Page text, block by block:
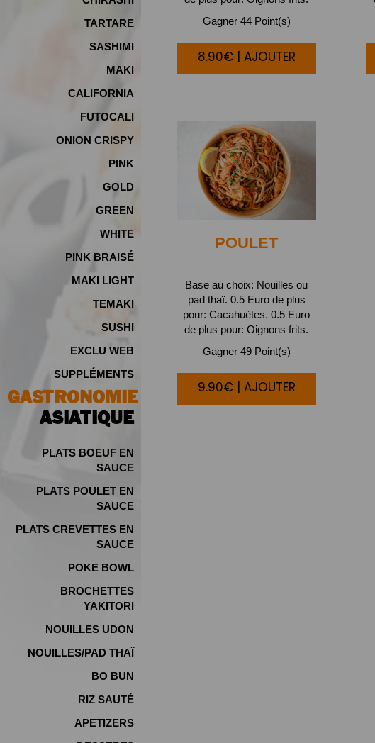
TARTARE
SASHIMI
MAKI
CALIFORNIA
FUTOCALI
ONION CRISPY
PINK
GOLD
GREEN
WHITE
PINK BRAISÉ
MAKI LIGHT
TEMAKI
SUSHI
EXCLU WEB
SUPPLÉMENTS
GASTRONOMIE
ASIATIQUE
PLATS BOEUF EN
SAUCE
PLATS POULET EN
SAUCE
PLATS CREVETTES EN
SAUCE
POKE BOWL
BROCHETTES
YAKITORI
NOUILLES UDON
NOUILLES/PAD THAÏ
BO BUN
RIZ SAUTÉ
APETIZERS
Gagner 44 Point(s)
8.90€ | AJOUTER
POULET
Base au choix: Nouilles ou
pad thaï. 0.5 Euro de plus
pour: Cacahuètes. 0.5 Euro
de plus pour: Oignons frits.
Gagner 49 Point(s)
9.90€ | AJOUTER